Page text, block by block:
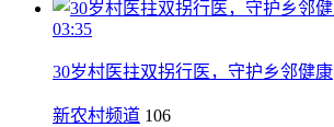
03:35
30岁村医拄双拐行医，守护乡邻健康
新农村频道 106